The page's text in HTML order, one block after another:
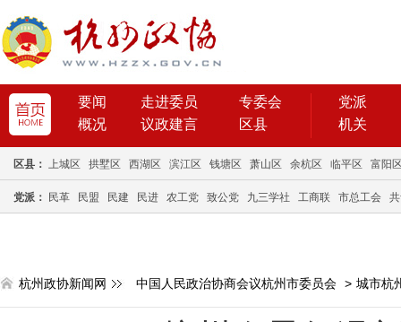
要闻 走进委员
专委会
概况
议政建言 区县
党派
机关
区县： 上城区 拱墅区 西湖区 滨江区 钱塘区 萧山区 余杭区 临平区 富阳
党派： 民革 民盟 民建 民进 农工党 致公党 九三学社 工商联 市总工会
杭州政协新闻网 中国人民政治协商会议杭州市委员会 > 城市杭